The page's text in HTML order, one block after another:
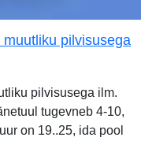
pilvisusega
pilvisusega ilm.
tugevneb 4-10,
on 19..25, ida pool